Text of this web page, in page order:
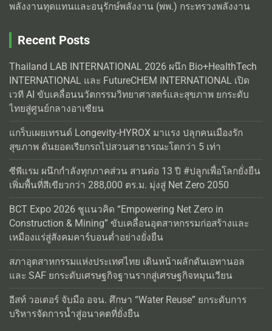
พลังงานทุดแทนและอนุรักษ์พลังงาน (พพ.) กระทรวงพลังงาน
Recent Posts
Thailand LAB INTERNATIONAL 2026 ผนึก Bio+HealthTech
INTERNATIONAL และ FutureCHEM INTERNATIONAL เปิด
เวที AI ขับเคลื่อนนวัตกรรมวิทยาศาสตร์และสุขภาพ ยกระดับ
ไทยสู่ศูนย์กลางอาเซียน
แกร็บเผยเทรนด์ Longevity-HYROX มาแรง ปลุกคนเมืองรัก
สุขภาพ ดันยอดเรียกรถไปสวนสาธารณะโตกว่า 5 เท่า
ซีพีแรม ผนึกกำลังทุกภาคส่วน สานต่อ 13 ปี #ปลูกเพื่อโลกยั่งยืน
เพิ่มพื้นที่สีเขียวกว่า 288,000 ตร.ม. มุ่งสู่ Net Zero 2050
BCT Expo 2026 ชูแนวคิด “Empowering Net Zero in
Construction & Mining” ขับเคลื่อนอุตสาหกรรมก่อสร้างและ
เหมืองแร่สู่สังคมคาร์บอนต่ำอย่างยั่งยืน
สภาอุตสาหกรรมแห่งประเทศไทย เดินหน้าผลักดันเอทานอล
และ SAF ยกระดับเศรษฐกิจฐานรากสู่เศรษฐกิจหมุนเวียน
อีสท์ วอเตอร์ จับมือ อจน. ศึกษา “Water Reuse” ยกระดับการ
บริหารจัดการน้ำสู่อนาคตที่ยั่งยืน